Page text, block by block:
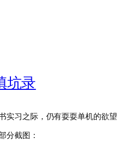
坑录
实习之际，仍有耍耍单机的欲望
分截图：